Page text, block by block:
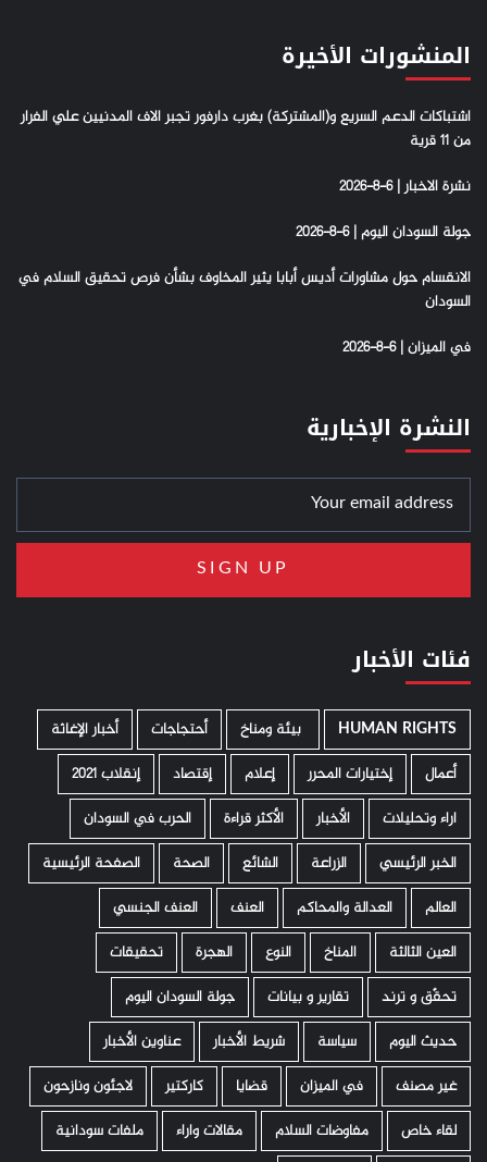
المنشورات الأخيرة
اشتباكات الدعم السريع و(المشتركة) بغرب دارفور تجبر الاف المدنيين علي الفرار
من 11 قرية
نشرة الاخبار | 6-8-2026
جولة السودان اليوم | 6-8-2026
الانقسام حول مشاورات أديس أبابا يثير المخاوف بشأن فرص تحقيق السلام في
السودان
في الميزان | 6-8-2026
النشرة الإخبارية
فئات الأخبار
HUMAN RIGHTS ­ بيئة ومناخ أحتجاجات
أخبار الإغاثة
أعمال
إختيارات المحرر إعلام إقتصاد
إنقلاب 2021
اراء وتحليلات
الأخبار الأكثر قراءة
الحرب في السودان
الخبر الرئيسي
الزراعة الشائع الصحة
الصفحة الرئيسية
العالم
العدالة والمحاكم العنف
العنف الجنسي
العين الثالثة
المناخ النوع الهجرة
تحقيقات
تحقّق و ترند
تقارير و بيانات
جولة السودان اليوم
حديث اليوم
سياسة شريط الأخبار
عناوين الأخبار
غير مصنف
في الميزان قضايا كاركتير
لاجئون ونازحون
لقاء خاص
مفاوضات السلام مقالات واراء ملفات سودانية